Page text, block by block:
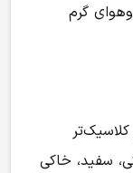
گرم
سفید، خاکی